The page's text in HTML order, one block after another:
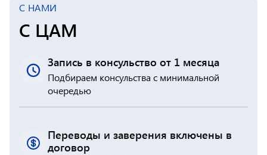
С НАМИ
С ЦАМ
Запись в консульство от 1 месяца
Подбираем консульства с минимальной
очередью
Переводы и заверения включены в
договор